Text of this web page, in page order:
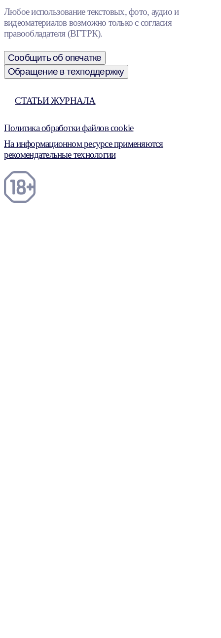
Любое использование текстовых, фото, аудио и
видеоматериалов возможно только с согласия
правообладателя (ВГТРК).
Сообщить об опечатке
Обращение в техподдержку
СТАТЬИ ЖУРНАЛА
Политика обработки файлов cookie
На информационном ресурсе применяются
рекомендательные технологии